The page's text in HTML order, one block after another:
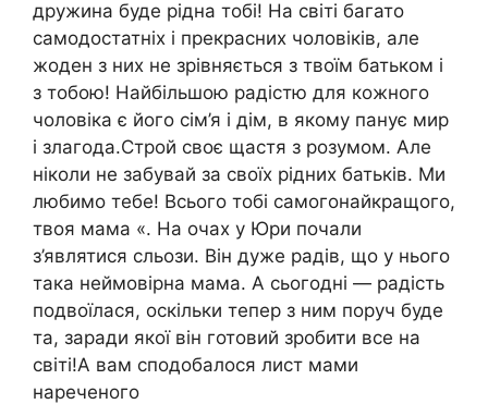
дружина буде рідна тобі! На світі багато
самодостатніх і прекрасних чоловіків, але
жоден з них не зрівняється з твоїм батьком і
з тобою! Найбільшою радістю для кожного
чоловіка є його сім’я і дім, в якому панує мир
і злагода.Строй своє щастя з розумом. Але
ніколи не забувай за своїх рідних батьків. Ми
любимо тебе! Всього тобі самогонайкращого,
твоя мама «. На очах у Юри почали
з’являтися сльози. Він дуже радів, що у нього
така неймовірна мама. А сьогодні — радість
подвоїлася, оскільки тепер з ним поруч буде
та, заради якої він готовий зробити все на
світі!А вам сподобалося лист мами
нареченого